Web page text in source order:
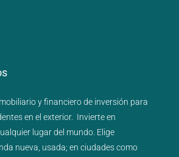
yfinancierode inversión para
en el exterior. Invierte en
lugar del mundo. Elige
nueva, usada; en ciudades como